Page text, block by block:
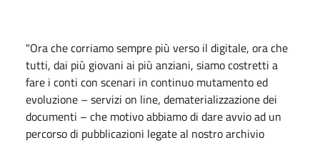
"Ora che corriamo sempre più verso il digitale, ora che
tutti, dai più giovani ai più anziani, siamo costretti a
fare i conti con scenari in continuo mutamento ed
evoluzione – servizi on line, dematerializzazione dei
documenti – che motivo abbiamo di dare avvio ad un
percorso di pubblicazioni legate al nostro archivio